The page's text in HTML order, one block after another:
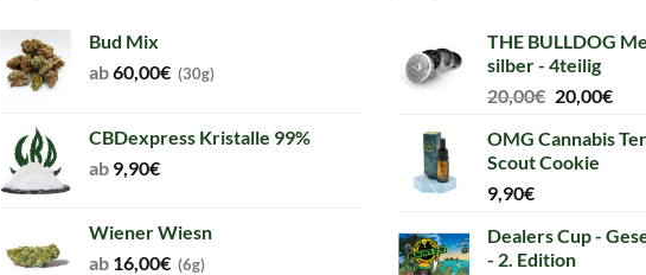
Bud Mix
ab60,00€ (30g)
CBDexpress Kristalle 99%
ab 9,90€
Wiener Wiesn
ab 16,00€ (6g)
THE BULLDOG
silber - 4teilig
20,00€ Original
was:
20,00€.
20,00€
is:
OMG Cannabis
Scout Cookie
9,90€
Dealers Cup -
- 2. Edition